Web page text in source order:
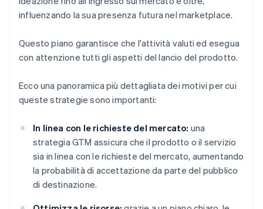
influenzando la sua presenza futura nel marketplace.
Questo piano garantisce che l'attività valuti ed esegua
con attenzione tutti gli aspetti del lancio del prodotto.
Ecco una panoramica più dettagliata dei motivi per cui
queste strategie sono importanti:
In linea con le richieste del mercato: una
strategia GTM assicura che il prodotto o il servizio
sia in linea con le richieste del mercato, aumentando
la probabilità di accettazione da parte del pubblico
di destinazione.